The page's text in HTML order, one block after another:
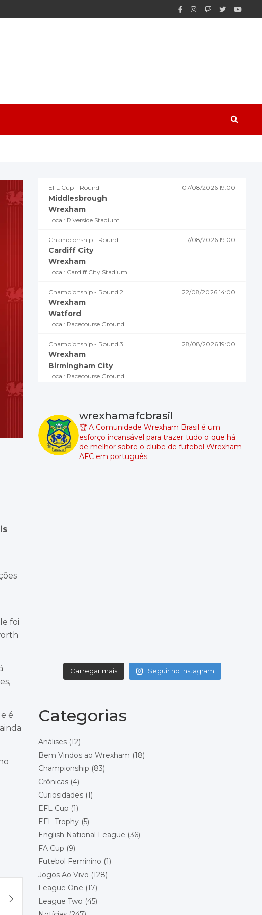
foi
é
EFL Cup - Round 1 07/08/2026 19:00
Middlesbrough
Wrexham
Local: Riverside Stadium
Championship - Round 1 17/08/2026 19:00
Cardiff City
Wrexham
Local: Cardiff City Stadium
Championship - Round 2 22/08/2026 14:00
Wrexham
Watford
Local: Racecourse Ground
Championship - Round 3 28/08/2026 19:00
Wrexham
Birmingham City
Local: Racecourse Ground
Wrexham
Local: The Den
Championship - Round 5 05/09/2026 19:00
Swansea City
Derby County
Wrexham
Championship - Round 10
Wrexham
Local: Racecourse Ground
Wrexham
Preston North End
Local: Racecourse Ground
Championship - Round 12
Blackburn Rovers
Wrexham
Local: Ewood Park
Championship - Round 13
Sheffield United
Wrexham
Local: Bramall Lane
wrexhamafcbrasil
🏆 A Comunidade Wrexham Brasil é um
esforço incansável para trazer tudo o que há
de melhor sobre o clube de futebol Wrexham
AFC em português.
Carregar mais Seguir no Instagram
Categorias
Análises (12)
Bem Vindos ao Wrexham (18)
Championship (83)
Crônicas (4)
Curiosidades (1)
EFL Cup (1)
EFL Trophy (5)
English National League (36)
FA Cup (9)
Futebol Feminino (1)
Jogos Ao Vivo (128)
League One (17)
League Two (45)